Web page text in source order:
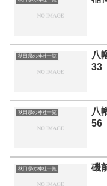
秋田県の神社一覧
八
33
秋田県の神社一覧
八
56
秋田県の神社一覧 磯